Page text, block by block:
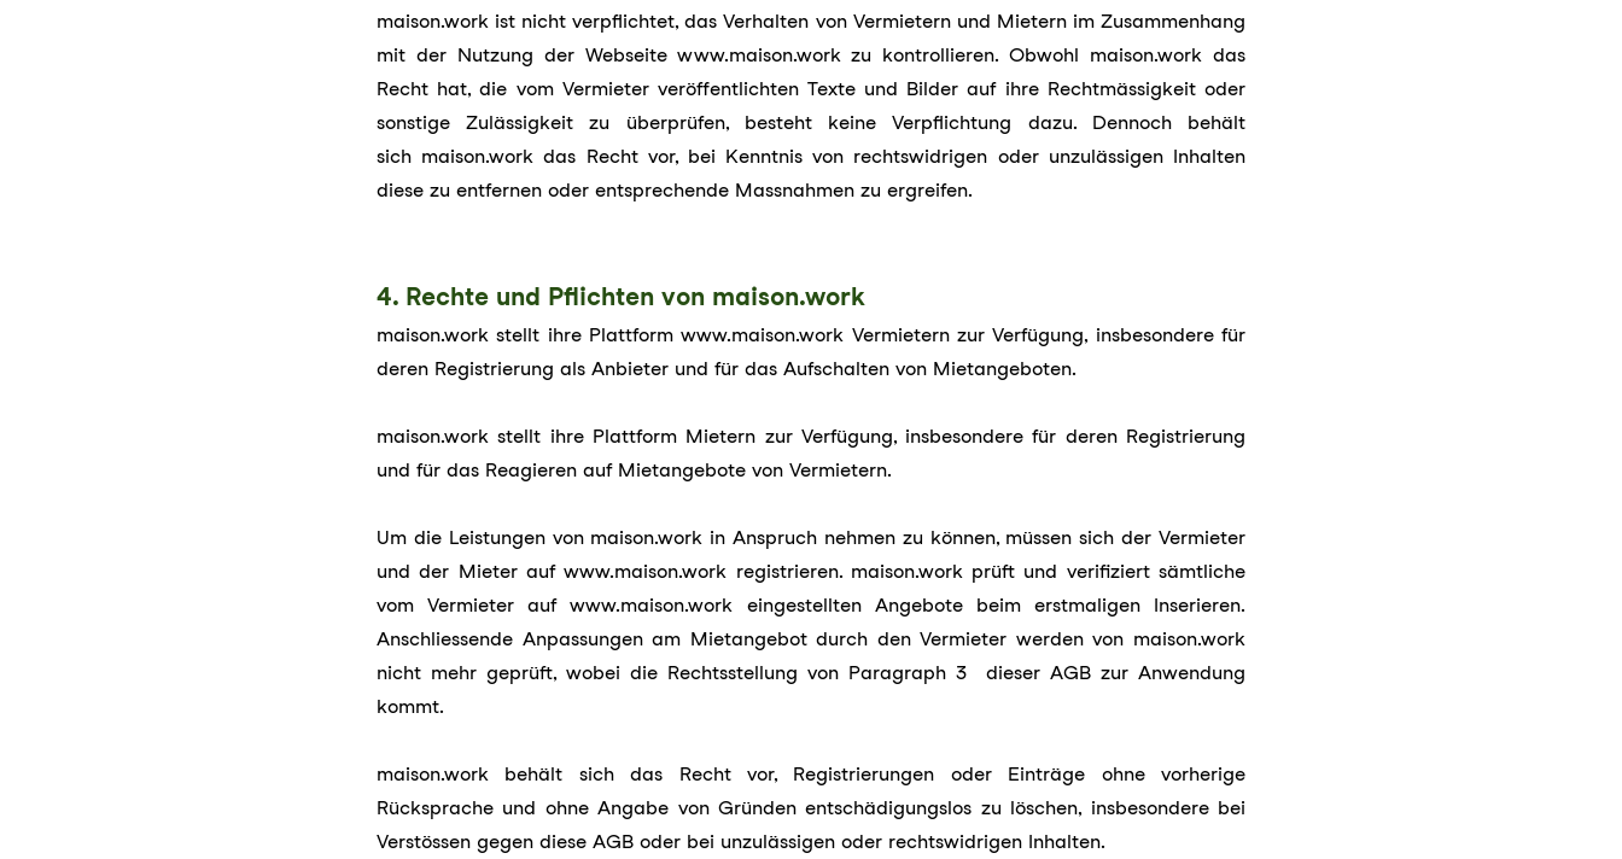
maison.work ist nicht verpflichtet, das Verhalten von Vermietern und Mietern im Zusammenhang
mit der Nutzung der Webseite www.maison.work zu kontrollieren. Obwohl maison.work das
Recht hat, die vom Vermieter veröffentlichten Texte und Bilder auf ihre Rechtmässigkeit oder
sonstige Zulässigkeit zu überprüfen, besteht keine Verpflichtung dazu. Dennoch behält
sich maison.work das Recht vor, bei Kenntnis von rechtswidrigen oder unzulässigen Inhalten
diese zu entfernen oder entsprechende Massnahmen zu ergreifen.
4. Rechte und Pflichten von maison.work
maison.work stellt ihre Plattform www.maison.work Vermietern zur Verfügung, insbesondere für
deren Registrierung als Anbieter und für das Aufschalten von Mietangeboten.
maison.work stellt ihre Plattform Mietern zur Verfügung, insbesondere für deren Registrierung
und für das Reagieren auf Mietangebote von Vermietern.
Um die Leistungen von maison.work in Anspruch nehmen zu können, müssen sich der Vermieter
und der Mieter auf www.maison.work registrieren. maison.work prüft und verifiziert sämtliche
vom Vermieter auf www.maison.work eingestellten Angebote beim erstmaligen Inserieren.
Anschliessende Anpassungen am Mietangebot durch den Vermieter werden von maison.work
nicht mehr geprüft, wobei die Rechtsstellung von Paragraph 3 dieser AGB zur Anwendung
kommt.
maison.work behält sich das Recht vor, Registrierungen oder Einträge ohne vorherige
Rücksprache und ohne Angabe von Gründen entschädigungslos zu löschen, insbesondere bei
Verstössen gegen diese AGB oder bei unzulässigen oder rechtswidrigen Inhalten.